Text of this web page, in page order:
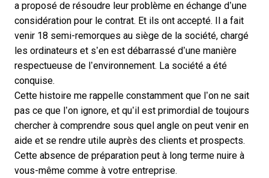
a proposé de résoudre leur problème en échange d’une
considération pour le contrat. Et ils ont accepté. Il a fait
venir 18 semi-remorques au siège de la société, chargé
les ordinateurs et s’en est débarrassé d’une manière
respectueuse de l’environnement. La société a été
conquise.
Cette histoire me rappelle constamment que l’on ne sait
pas ce que l’on ignore, et qu’il est primordial de toujours
chercher à comprendre sous quel angle on peut venir en
aide et se rendre utile auprès des clients et prospects.
Cette absence de préparation peut à long terme nuire à
vous-même comme à votre entreprise.